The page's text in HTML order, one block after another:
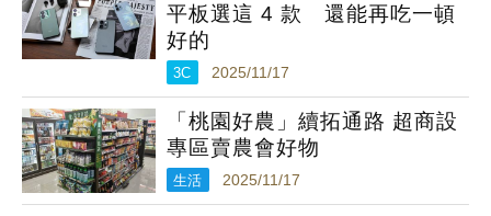
平板選這 4 款 還能再吃一頓
好的
3C 2025/11/17
「桃園好農」續拓通路 超商設
專區賣農會好物
生活 2025/11/17